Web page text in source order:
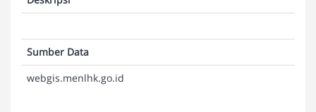
Sumber Data
webgis.menlhk.go.id